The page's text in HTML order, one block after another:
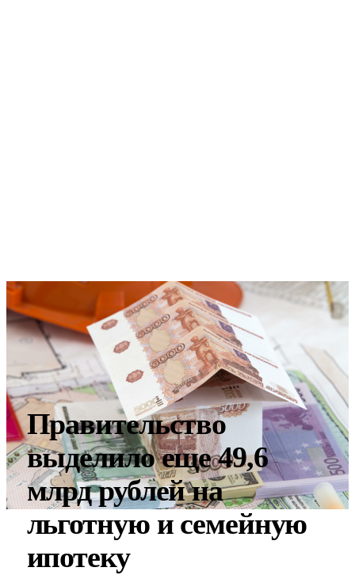
Правительство
выделило еще 49,6
млрд рублей на
льготную и семейную
ипотеку